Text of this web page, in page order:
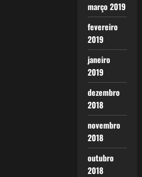
março 2019
fevereiro
2019
janeiro
2019
dezembro
2018
novembro
2018
outubro
2018